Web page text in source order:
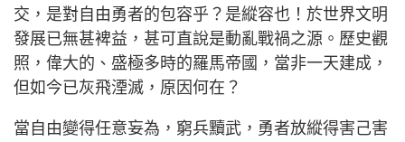
交，是對自由勇者的包容乎？是縱容也！於世界文明
發展已無甚裨益，甚可直說是動亂戰禍之源。歷史觀
照，偉大的、盛極多時的羅馬帝國，當非一天建成，
但如今已灰飛湮滅，原因何在？
當自由變得任意妄為，窮兵黷武，勇者放縱得害己害